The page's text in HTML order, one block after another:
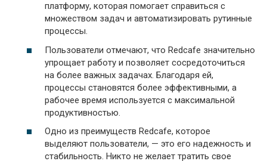
платформу, которая помогает справиться с
множеством задач и автоматизировать рутинные
процессы.
Пользователи отмечают, что Redcafe значительно
упрощает работу и позволяет сосредоточиться
на более важных задачах. Благодаря ей,
процессы становятся более эффективными, а
рабочее время используется с максимальной
продуктивностью.
Одно из преимуществ Redcafe, которое
выделяют пользователи, — это его надежность и
стабильность. Никто не желает тратить свое